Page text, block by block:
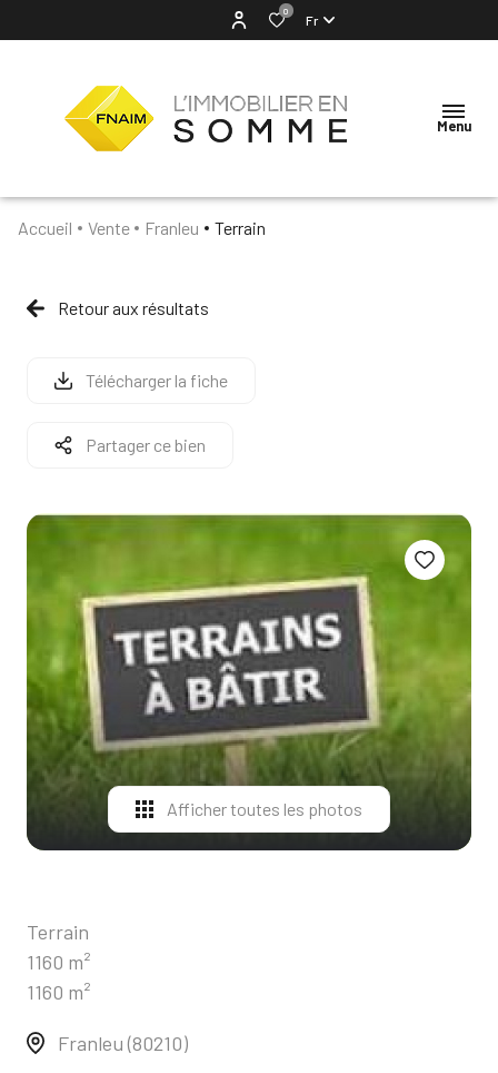
0
Fr
Menu
NOTRE
AGENCE
VENTES
ALERTE
E-MAIL
CONTACT
Accueil Vente Franleu Terrain
Retour aux résultats
Télécharger la fiche
Partager ce bien
Afficher toutes les photos
Terrain
1160 m²
1160 m²
Franleu (80210)